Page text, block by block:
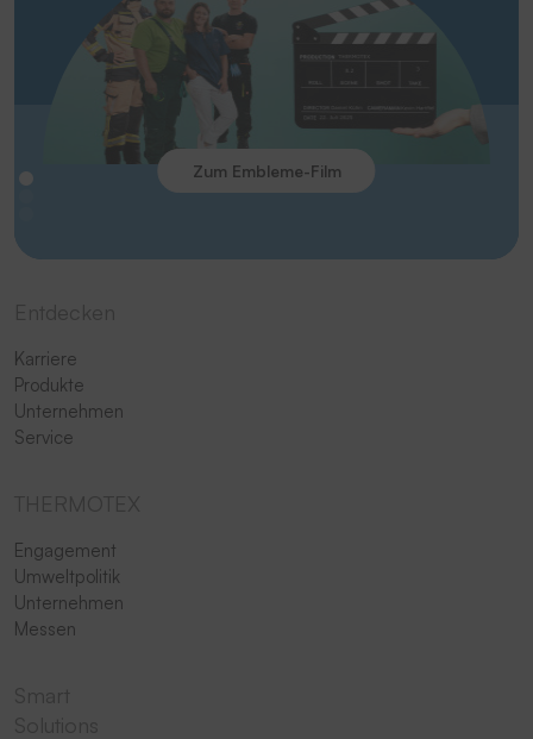
Zum Embleme-Film
Karriere
Produkte
Unternehmen
Service
Engagement
Umweltpolitik
Unternehmen
Messen